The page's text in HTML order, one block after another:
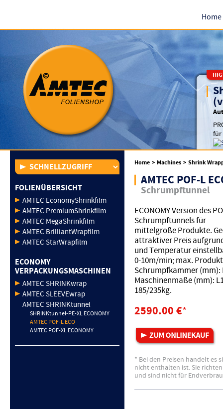
Home
für
FOLIENÜBERSICHT
AMTEC EconomyShrinkfilm
AMTEC PremiumShrinkfilm
AMTEC MegaShrinkfilm
AMTEC BrilliantWrapfilm
AMTEC StarWrapfilm
ECONOMY
VERPACKUNGSMASCHINEN
AMTEC SHRINKwrap
AMTEC SLEEVEwrap
AMTEC SHRINKtunnel
SHRINKtunnel-PE-XL ECONOMY
AMTEC POF-L ECO
AMTEC POF-XL ECONOMY
Home > Machines > Shrink
AMTEC POF-L
Schrumpftunnel
ECONOMY Version des
Schrumpftunnels für
mittelgroße Produkte.
attraktiver Preis
und Temperatur
0-10m/min; max.
Schrumpfkammer (mm):
Maschinenmaße (mm):
185/235kg.
2590.00 €*
* Bei den Preisen handelt es
nicht enthalten ist. Sie
und sind nicht für